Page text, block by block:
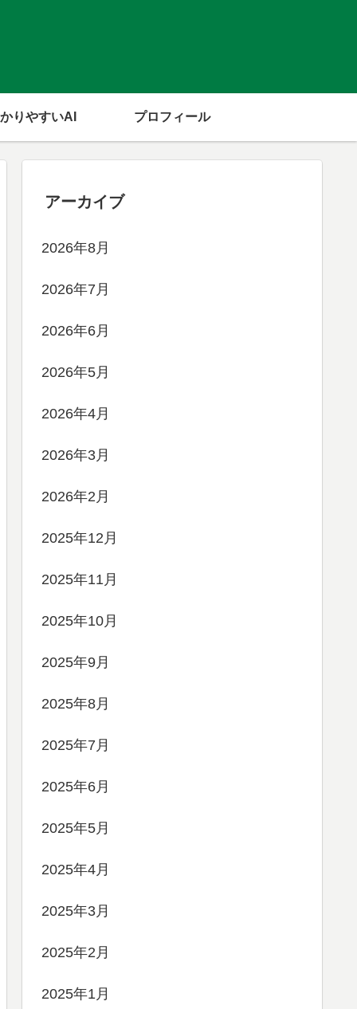
りやすいAI プロフィール
アーカイブ
2026年8月
2026年7月
2026年6月
2026年5月
2026年4月
2026年3月
2026年2月
2025年12月
2025年11月
2025年10月
2025年9月
2025年8月
2025年7月
2025年6月
2025年5月
2025年4月
2025年3月
2025年2月
2025年1月